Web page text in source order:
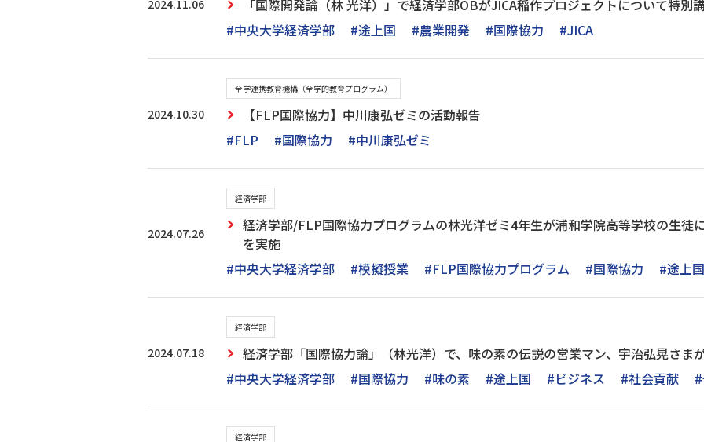
2024.11.06
「国際開発論（林 光洋）」で経済学部OBがJICA稲作プロジェクトについて特別
#中央大学経済学部
#途上国 #農業開発 #国際協力 #JICA
2024.10.30
全学連携教育機構（全学的教育プログラム）
【FLP国際協力】中川康弘ゼミの活動報告
#FLP
#国際協力 #中川康弘ゼミ
2024.07.26
経済学部
経済学部/FLP国際協力プログラムの林光洋ゼミ4年生が浦和学院高等学校の生徒
を実施
#中央大学経済学部
#模擬授業 #FLP国際協力プログラム #国際協力 #途上
2024.07.18
経済学部
経済学部「国際協力論」（林光洋）で、味の素の伝説の営業マン、宇治弘晃さま
#中央大学経済学部
#国際協力 #味の素 #途上国 #ビジネス #社会貢献
経済学部